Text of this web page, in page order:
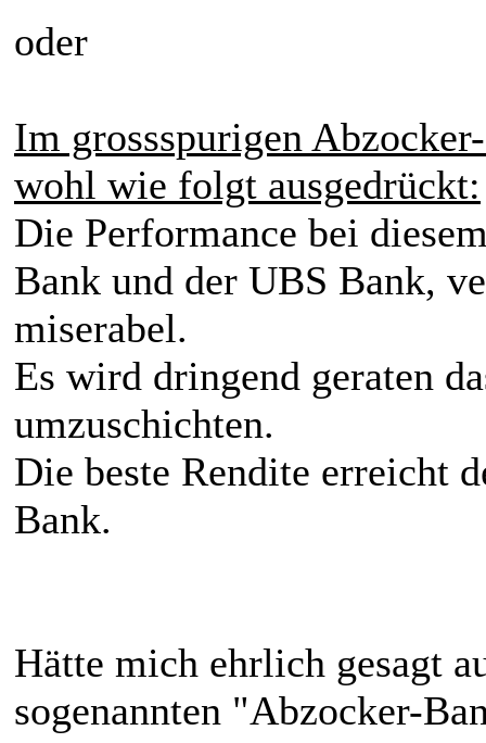
oder
Im grossspurigen
wohl wie folgt ausgedrückt:
Die Performance bei
Bank und der UBS Bank,
miserabel.
Es wird dringend geraten
umzuschichten.
Die beste Rendite erreicht
Bank.
Hätte mich ehrlich gesagt
sogenannten "Abzocker-